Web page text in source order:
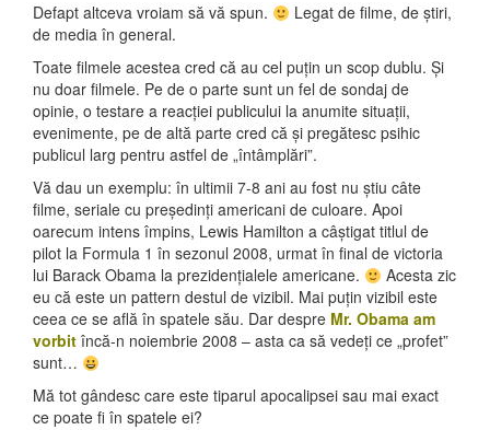
Defapt altceva vroiam să vă spun.
Legat de filme, de știri,
de media în general.
Toate filmele acestea cred că au cel puțin un scop dublu. Și
nu doar filmele. Pe de o parte sunt un fel de sondaj de
opinie, o testare a reacției publicului la anumite situații,
evenimente, pe de altă parte cred că și pregătesc psihic
publicul larg pentru astfel de „întâmplări”.
Vă dau un exemplu: în ultimii 7-8 ani au fost nu știu câte
filme, seriale cu președinți americani de culoare. Apoi
oarecum intens împins, Lewis Hamilton a câștigat titlul de
pilot la Formula 1 în sezonul 2008, urmat în final de victoria
lui Barack Obama la prezidențialele americane.
Acesta zic
eu că este un pattern destul de vizibil. Mai puțin vizibil este
ceea ce se află în spatele său. Dar despre Mr. Obama am
vorbit încă-n noiembrie 2008 – asta ca să vedeți ce „profet”
sunt…
Mă tot gândesc care este tiparul apocalipsei sau mai exact
ce poate fi în spatele ei?